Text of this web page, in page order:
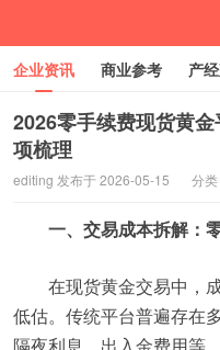
企业资讯 商业参考 产
时尚潮流 母婴亲子 专栏
2026零手续费现货黄
项梳理
editing 发布于 2026-05-15 分类
一、交易成本拆解：
在现货黄金交易中，
低估。传统平台普遍存在